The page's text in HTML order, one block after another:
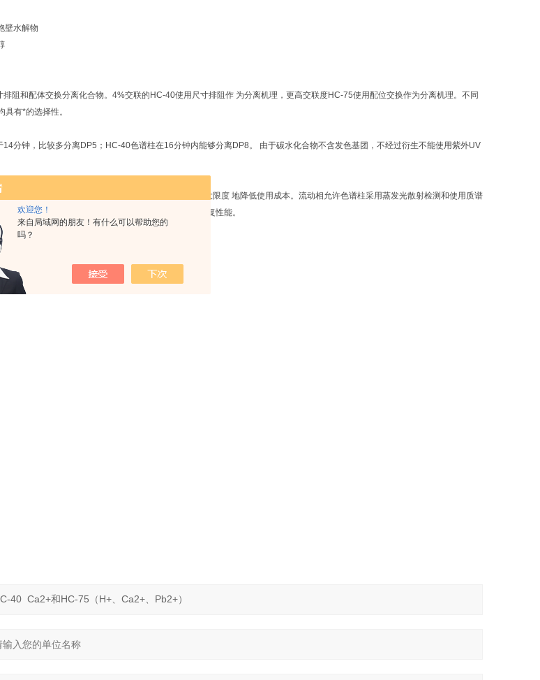
欢迎您！
来自局域网的朋友！有什么可以帮助您的
吗？
壁水解物
阻和配体交换分离化合物。4%交联的HC-40使用尺寸排阻作 为分离机理，更高交联度HC-75使用配位交换作为分离机理。不同
有*的选择性。
14分钟，比较多分离DP5；HC-40色谱柱在16分钟内能够分离DP8。 由于碳水化合物不含发色基团，不经过衍生不能使用紫外UV
流动相（无需梯度和盐度），简化洗脱剂制备，比较大限度 地降低使用成本。流动相允许色谱柱采用蒸发光散射检测和使用质谱
型号，可以在多达40%的乙腈中使用，可以再生以恢复性能。